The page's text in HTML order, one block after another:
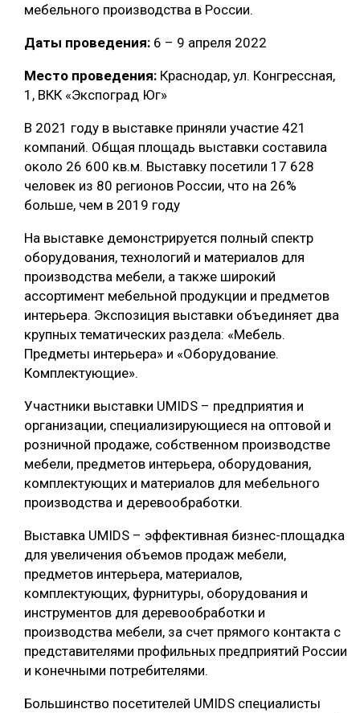
БЕЗОПАСНОЕ ПРОИЗВОДСТВО
СОРТИРОВКА ДРЕВЕСИНЫ
СУШКА ДРЕВЕСИНЫ
МЕБЕЛЬНОЕ ПРОИЗВОДСТВО
мебельного производства в России.
Даты проведения: 6 – 9 апреля 2022
Место проведения: Краснодар, ул. Конгрессная,
1, ВКК «Экспоград Юг»
В 2021 году в выставке приняли участие 421
компаний. Общая площадь выставки составила
около 26 600 кв.м. Выставку посетили 17 628
человек из 80 регионов России, что на 26%
больше, чем в 2019 году
На выставке демонстрируется полный спектр
оборудования, технологий и материалов для
производства мебели, а также широкий
ассортимент мебельной продукции и предметов
интерьера. Экспозиция выставки объединяет два
крупных тематических раздела: «Мебель.
Предметы интерьера» и «Оборудование.
Комплектующие».
Участники выставки UMIDS – предприятия и
организации, специализирующиеся на оптовой и
розничной продаже, собственном производстве
мебели, предметов интерьера, оборудования,
комплектующих и материалов для мебельного
производства и деревообработки.
Выставка UMIDS – эффективная бизнес-площадка
для увеличения объемов продаж мебели,
предметов интерьера, материалов,
комплектующих, фурнитуры, оборудования и
инструментов для деревообработки и
производства мебели, за счет прямого контакта с
представителями профильных предприятий России
и конечными потребителями.
Большинство посетителей UMIDS специалисты